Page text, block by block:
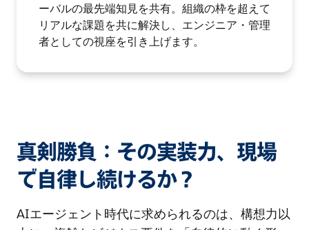
ーバルの最先端知見を共有。組織の枠を超えて
リアルな課題を共に解決し、エンジニア・管理
者としての視座を引き上げます。
真剣勝負：その実装力、現場
で自律し続けるか？
AIエージェント時代に求められるのは、構想力以